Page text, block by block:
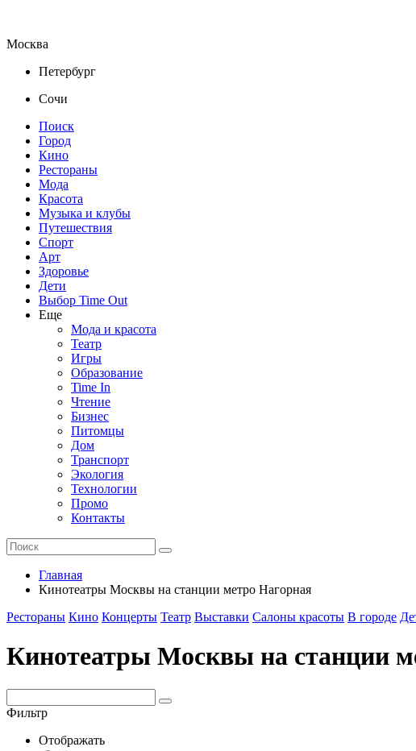
Москва
Петербург
Сочи
Поиск
Город
Кино
Рестораны
Мода
Красота
Музыка и клубы
Путешествия
Спорт
Арт
Здоровье
Дети
Выбор Time Out
Еще
Мода и красота
Театр
Игры
Образование
Time In
Чтение
Бизнес
Питомцы
Дом
Транспорт
Экология
Технологии
Промо
Контакты
Главная
Кинотеатры Москвы на станции метро Нагорная
Рестораны Кино Концерты Театр Выставки Салоны красоты В городе
Кинотеатры Москвы на станции
Фильтр
Отображать